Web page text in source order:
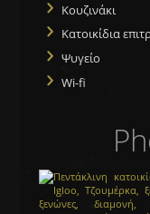
Κουζινάκι
Κατοικίδια
Ψυγείο
Wi-fi